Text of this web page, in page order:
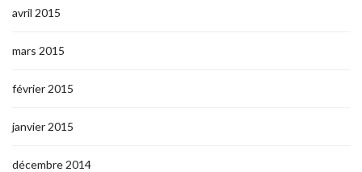
avril 2015
mars 2015
février 2015
janvier 2015
décembre 2014